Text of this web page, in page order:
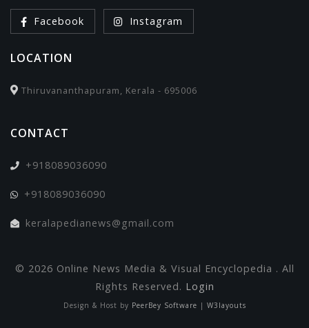
Facebook Instagram
LOCATION
Thiruvananthapuram, Kerala - 695006
CONTACT
+918089036090
+918089036090
keralapedianews@gmail.com
© 2026 Online News Media & Visual Encyclopedia . All
Rights Reserved. Login
Design & Host by PeerBey Software | W3layouts